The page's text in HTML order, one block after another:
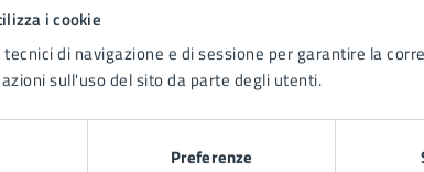
i cookie
di navigazione e di sessione per garantire la
sull'uso del sito da parte degli utenti.
Preferenze
Valuta 3 stelle su 5
Valuta 2 stelle su 5
Valuta 1 stelle su 5